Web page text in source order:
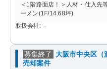
＜1階路面店！＞人材・仕入先
ーメン(1F/14.68坪)
取扱会社: －
募集終了
大阪市中央区（
売却案件